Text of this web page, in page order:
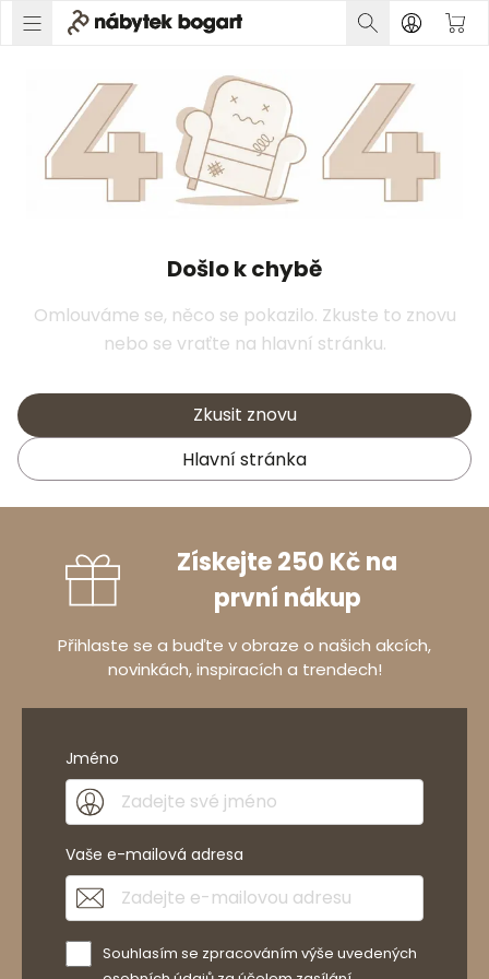
Došlo k chybě
Omlouváme se, něco se pokazilo. Zkuste to znovu
nebo se vraťte na hlavní stránku.
Zkusit znovu
Hlavní stránka
Získejte 250 Kč na
první nákup
Přihlaste se a buďte v obraze o našich akcích,
novinkách, inspiracích a trendech!
Jméno
Vaše e-mailová adresa
Souhlasím se zpracováním výše uvedených